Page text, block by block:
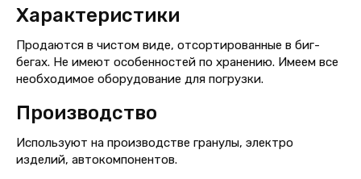
Характеристики
Продаются в чистом виде, отсортированные в биг-
бегах. Не имеют особенностей по хранению. Имеем все
необходимое оборудование для погрузки.
Производство
Используют на производстве гранулы, электро
изделий, автокомпонентов.